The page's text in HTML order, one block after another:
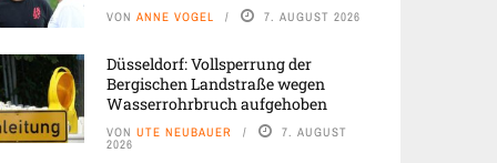
VON ANNE VOGEL 7. AUGUST 2026
Düsseldorf: Vollsperrung der
Bergischen Landstraße wegen
Wasserrohrbruch aufgehoben
VON UTE NEUBAUER 7. AUGUST
2026